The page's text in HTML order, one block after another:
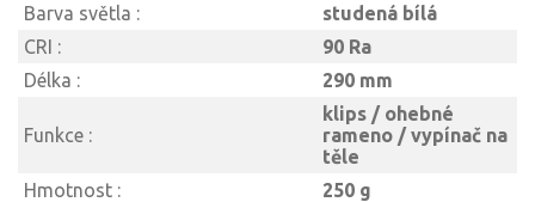
Barva světla :
studená bílá
CRI :
90 Ra
Délka :
290 mm
Funkce :
klips / ohebné
rameno / vypínač na
těle
Hmotnost :
250 g